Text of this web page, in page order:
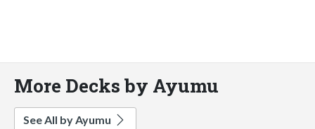
More Decks by Ayumu
See All by Ayumu